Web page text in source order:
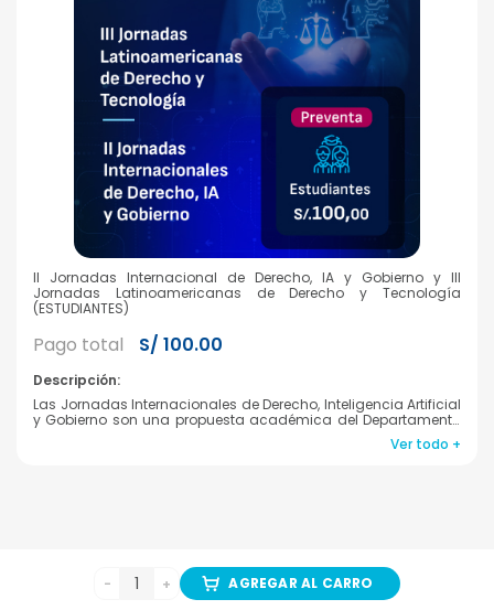
II Jornadas Internacional de Derecho, IA y Gobierno y III
Jornadas Latinoamericanas de Derecho y Tecnología
(ESTUDIANTES)
Pago total S/ 100.00
Descripción:
Las Jornadas Internacionales de Derecho, Inteligencia Artificial
y Gobierno son una propuesta académica del Departamento
de Derecho y Ciencia Política de la UCSP que busca ofrecer el
más idóneo conocimiento, análisis y reflexión del impacto que
Ver todo +
- 1 + AGREGAR AL CARRO
Universidad Católica San Pablo ©2026